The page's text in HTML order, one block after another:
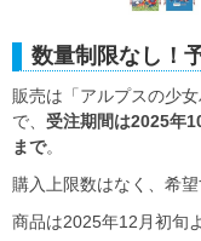
数量制限なし！
販売は「アルプスの少
で、 受注期間は2025年
まで。
購入上限数はなく、希
商品は2025年12月初旬